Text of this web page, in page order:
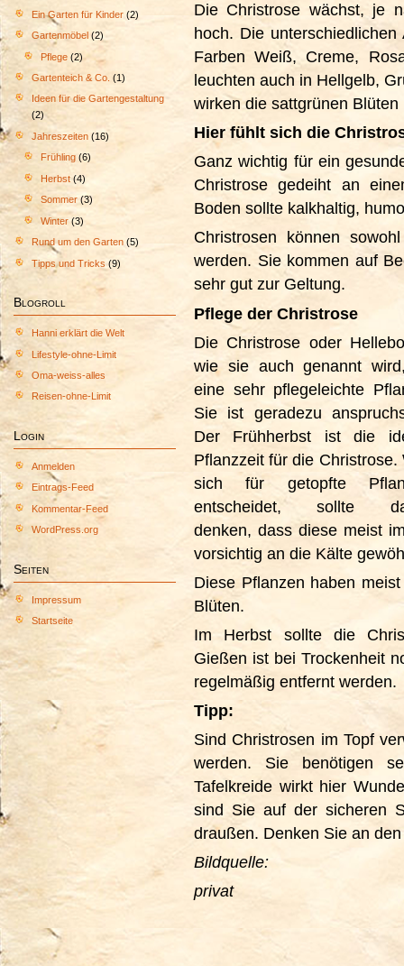
Ein Garten für Kinder (2)
Gartenmöbel (2)
Pflege (2)
Gartenteich & Co. (1)
Ideen für die Gartengestaltung
(2)
Jahreszeiten (16)
Frühling (6)
Herbst (4)
Sommer(3)
Winter (3)
Rund um den Garten (5)
Tipps und Tricks(9)
Blogroll
Hanni erklärt die Welt
Lifestyle-ohne-Limit
Oma-weiss-alles
Reisen-ohne-Limit
Login
Anmelden
Eintrags-Feed
Kommentar-Feed
WordPress.org
Seiten
Impressum
Startseite
Die Christrose wächst, je
hoch. Die
Farben Weiß, Creme,
leuchten auch in Hellgelb,
wirken die sattgrünen
Hier fühlt sich die
Ganz wichtig für ein
Christrose gedeiht an
Boden sollte kalkhaltig,
Christrosen können
werden. Sie kommen auf
sehr gut zur Geltung.
Pflege der Christrose
Die Christrose oder
wie sie auch genannt
eine sehr pflegeleichte
Sie ist geradezu
Der Frühherbst ist die
Pflanzzeit für die Christrose.
sich für getopfte
entscheidet, sollte
denken, dass diese meist
vorsichtig an die Kälte
Diese Pflanzen haben
Blüten.
Im Herbst sollte die
Gießen ist bei Trockenheit
regelmäßig entfernt werden.
Tipp:
Sind Christrosen im Topf
werden. Sie benötigen
Tafelkreide wirkt hier
sind Sie auf der sicheren
draußen. Denken Sie an
Bildquelle:
privat